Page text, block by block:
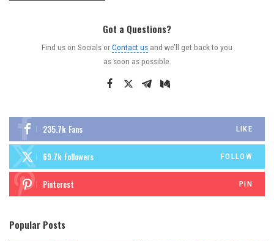
Got a Questions?
Find us on Socials orContact us and we’ll get back to you
as soon as possible.
235.7k Fans LIKE
69.7k Followers FOLLOW
Pinterest PIN
Popular Posts